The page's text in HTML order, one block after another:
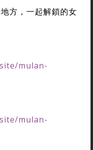
方，一起解鎖的女
mulan-
mulan-